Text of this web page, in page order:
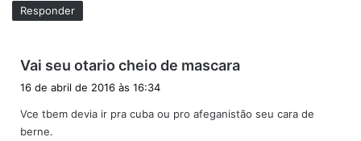
Responder
Vai seu otario cheio de mascara
s
16 de abril de 2016 às 16:34
Vce tbem devia ir pra cuba ou pro afeganistão seu cara de
berne.